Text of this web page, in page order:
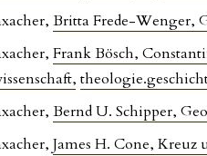
Britta Frede-Wenger,
Frank Bösch,
,
Bernd U. Schipper,
James H. Cone,